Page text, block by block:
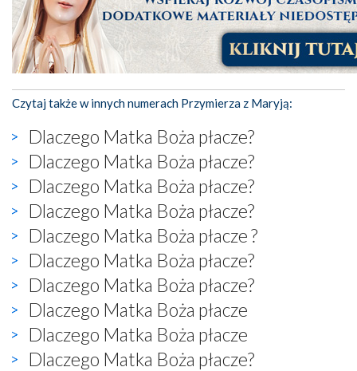
Czytaj także w innych numerach Przymierza z Maryją:
Dlaczego Matka Boża płacze?
Dlaczego Matka Boża płacze?
Dlaczego Matka Boża płacze?
Dlaczego Matka Boża płacze?
Dlaczego Matka Boża płacze ?
Dlaczego Matka Boża płacze?
Dlaczego Matka Boża płacze?
Dlaczego Matka Boża płacze
Dlaczego Matka Boża płacze
Dlaczego Matka Boża płacze?